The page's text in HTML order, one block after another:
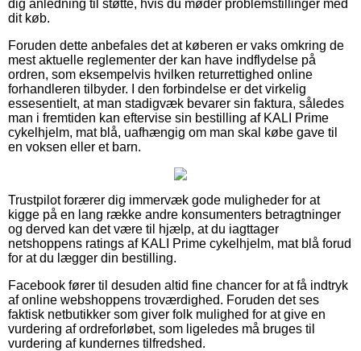
dig anledning til støtte, hvis du møder problemstillinger med
dit køb.
Foruden dette anbefales det at køberen er vaks omkring de
mest aktuelle reglementer der kan have indflydelse på
ordren, som eksempelvis hvilken returrettighed online
forhandleren tilbyder. I den forbindelse er det virkelig
essesentielt, at man stadigvæk bevarer sin faktura, således
man i fremtiden kan eftervise sin bestilling af KALI Prime
cykelhjelm, mat blå, uafhængig om man skal købe gave til
en voksen eller et barn.
Trustpilot forærer dig immervæk gode muligheder for at
kigge på en lang række andre konsumenters betragtninger
og derved kan det være til hjælp, at du iagttager
netshoppens ratings af KALI Prime cykelhjelm, mat blå forud
for at du lægger din bestilling.
Facebook fører til desuden altid fine chancer for at få indtryk
af online webshoppens troværdighed. Foruden det ses
faktisk netbutikker som giver folk mulighed for at give en
vurdering af ordreforløbet, som ligeledes må bruges til
vurdering af kundernes tilfredshed.